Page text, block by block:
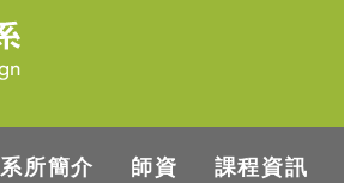
系所簡介 師資 課程資訊